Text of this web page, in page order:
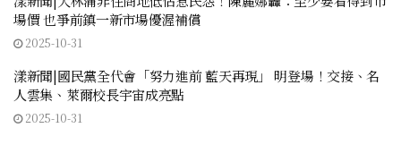
場價 也爭前鎮一新市場優渥補償
2025-10-31
漾新聞|國民黨全代會「努力進前 藍天再現」 明登場！交接、名
人雲集、萊爾校長宇宙成亮點
2025-10-31